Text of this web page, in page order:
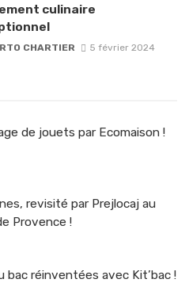
culinaire
CHARTIER 5 février 2024
de jouets par Ecomaison !
revisité par Prejlocaj au
Provence !
bac réinventées avec Kit’bac !